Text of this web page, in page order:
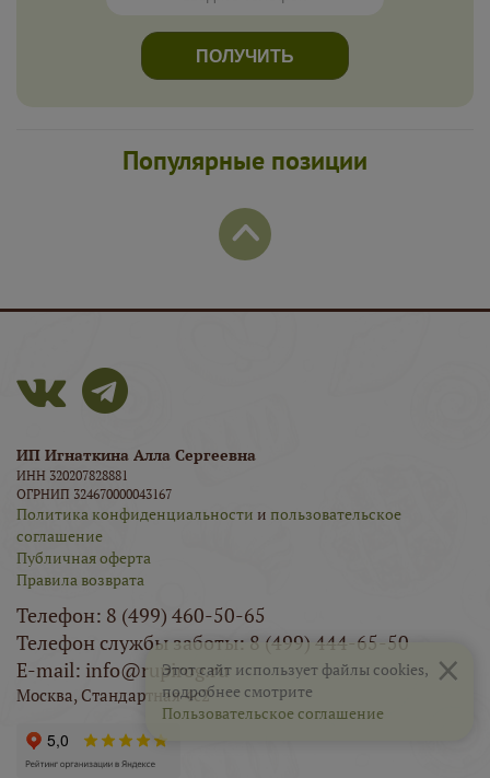
ПОЛУЧИТЬ
Популярные позиции
ИП Игнаткина Алла Сергеевна
ИНН 320207828881
ОГРНИП 324670000043167
Политика конфиденциальности и пользовательское
соглашение
Публичная оферта
Правила возврата
Телефон: 8 (499) 460-50-65
Телефон службы заботы: 8 (499) 444-65-50
E-mail: info@rupirog.ru
Москва, Стандартная 4с2 ×
Этот сайт использует файлы cookies,
подробнее смотрите
Пользовательское соглашение